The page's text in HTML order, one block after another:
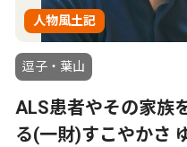
人物風土記
逗子・葉山
ALS患者やその家族
る(一財)すこやかさ